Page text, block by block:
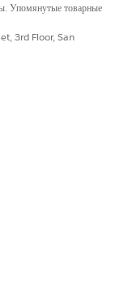
Упомянутые товарные
3rd Floor, San